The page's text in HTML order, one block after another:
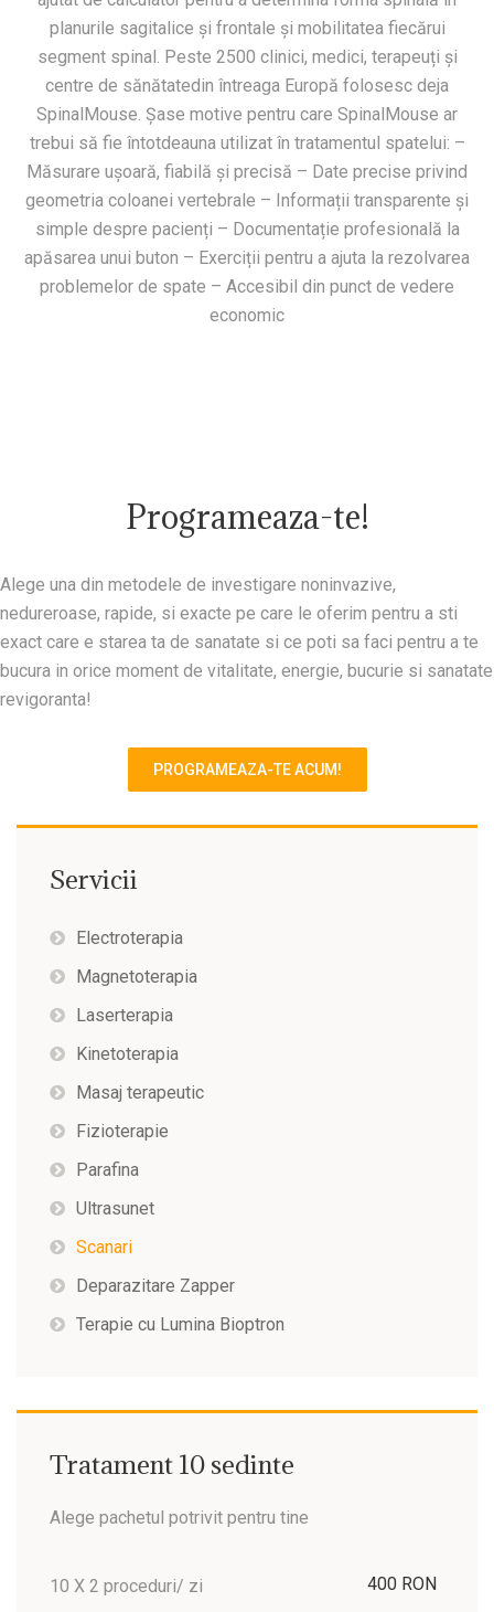
planurile sagitalice și frontale și mobilitatea fiecărui
segment spinal. Peste 2500 clinici, medici, terapeuți și
centre de sănătatedin întreaga Europă folosesc deja
SpinalMouse. Șase motive pentru care SpinalMouse ar
trebui să fie întotdeauna utilizat în tratamentul spatelui: –
Măsurare ușoară, fiabilă și precisă – Date precise privind
geometria coloanei vertebrale – Informații transparente și
simple despre pacienți – Documentație profesională la
apăsarea unui buton – Exerciții pentru a ajuta la rezolvarea
problemelor de spate – Accesibil din punct de vedere
economic
Programeaza-te!
Alege una din metodele de investigare noninvazive,
nedureroase, rapide, si exacte pe care le oferim pentru a sti
exact care e starea ta de sanatate si ce poti sa faci pentru a te
bucura in orice moment de vitalitate, energie, bucurie si sanatate
revigoranta!
PROGRAMEAZA-TE ACUM!
Servicii
Electroterapia
Magnetoterapia
Laserterapia
Kinetoterapia
Masaj terapeutic
Fizioterapie
Parafina
Ultrasunet
Scanari
Deparazitare Zapper
Terapie cu Lumina Bioptron
Tratament 10 sedinte
Alege pachetul potrivit pentru tine
400 RON
10 X 2 proceduri/ zi